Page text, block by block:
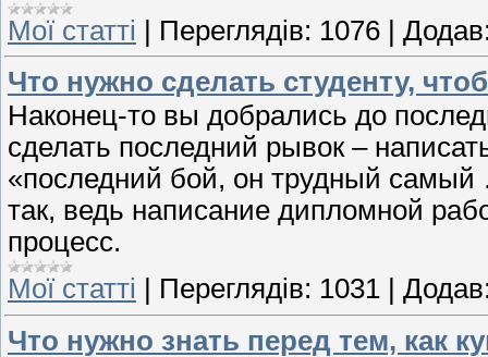
Мої статті | Переглядів: 1076 |
Что нужно сделать студенту,
Наконец-то вы добрались до
сделать последний рывок –
«последний бой, он трудный
так, ведь написание дипломной
процесс.
Мої статті
Переглядів: 1031
Что нужно знать перед тем, как